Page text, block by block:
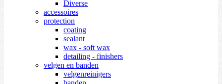
Diverse
accessoires
protection
coating
sealant
wax - soft wax
detailing - finishers
velgen en banden
velgenreinigers